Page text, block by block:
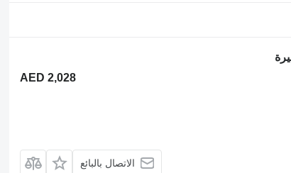
AED 2,028
الاتصال بالبائع